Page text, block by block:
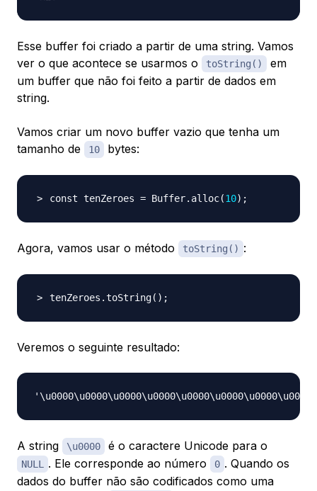
Esse buffer foi criado a partir de uma string. Vamos
ver o que acontece se usarmos o
toString()
em
um buffer que não foi feito a partir de dados em
string.
Vamos criar um novo buffer vazio que tenha um
tamanho de
10 bytes:
const tenZeroes = Buffer.alloc(10) ;
Agora, vamos usar o método toString() :
tenZeroes.toString( ) ;
Veremos o seguinte resultado:
A string \u0000 é o caractere Unicode para o
NULL . Ele corresponde ao número 0 . Quando os
dados do buffer não são codificados como uma